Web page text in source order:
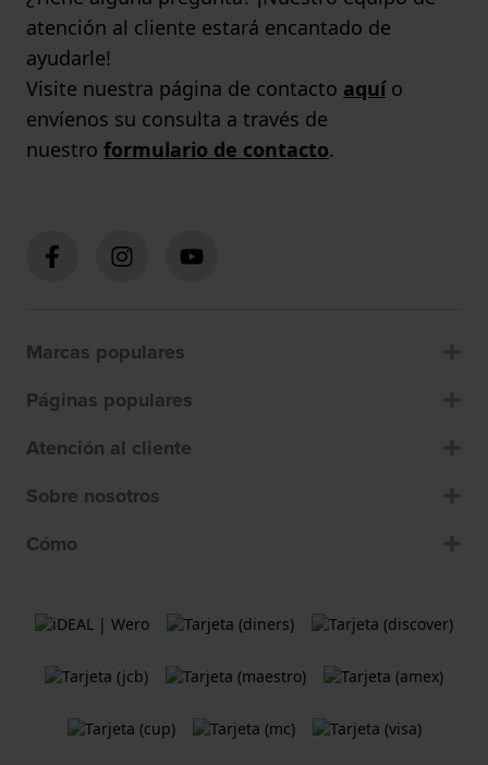
atención al cliente estará encantado de
ayudarle!
Visite nuestra página de contacto aquío
envíenos su consulta a través de
nuestro formulario de contacto.
Marcas populares
Páginas populares
Atención al cliente
Sobre nosotros
Cómo